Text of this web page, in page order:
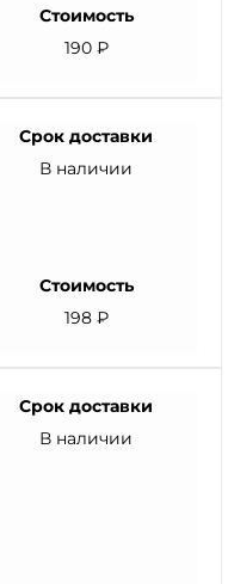
Стоимость
190 ₽
Срок доставки
В наличии
Стоимость
198 ₽
Срок доставки
В наличии